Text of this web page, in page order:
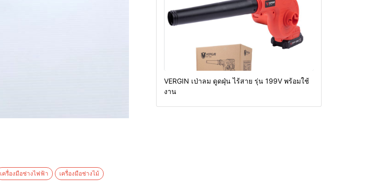
เครื่องมือช่างไฟฟ้า เครื่องมือช่างไม้
VERGIN เป่าลม ดูดฝุ่น ไร้สาย รุ่น 199V พร้อมใช้
งาน